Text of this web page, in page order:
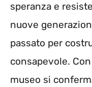
speranza e
nuove
passato per
consapevole.
museo si